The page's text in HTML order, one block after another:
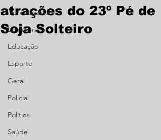
Agronegócio
Economia
Educação
Esporte
Geral
Policial
Política
Saúde
atrações do 23º Pé de
Soja Solteiro